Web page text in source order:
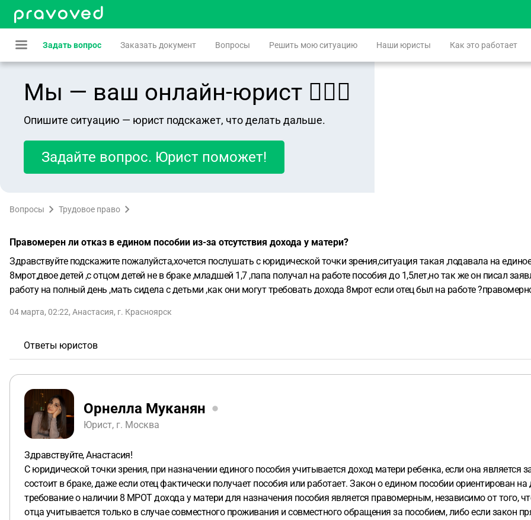
Задать вопрос Заказать документ Вопросы Решить мою ситуацию Наши юристы Как это работает
Мы — ваш онлайн-юрист 👨🏻‍⚖️
Опишите ситуацию — юрист подскажет, что делать дальше.
Задайте вопрос. Юрист поможет!
Вопросы Трудовое право
Правомерен ли отказ в едином пособии из-за отсутствия дохода у матери?
Здравствуйте подскажите пожалуйста,хочется послушать с юридической точки зрения,ситуация такая ,подавала на
8мрот,двое детей ,с отцом детей не в браке ,младшей 1,7 ,папа получал на работе пособия до 1,5лет,но так же он писал
работу на полный день ,мать сидела с детьми ,как они могут требовать дохода 8мрот если отец был на работе
04 марта, 02:22, Анастасия, г. Красноярск
Ответы юристов
Орнелла Муканян
Юрист, г. Москва
Здравствуйте, Анастасия!
С юридической точки зрения, при назначении единого пособия учитывается доход матери ребенка, если она является
состоит в браке, даже если отец фактически получает пособия или работает. Закон о едином пособии ориентирован
требование о наличии 8 МРОТ дохода у матери для назначения пособия является правомерным, независимо от того,
отца учитывается только в случае совместного проживания и совместного обращения за пособием, либо если закон